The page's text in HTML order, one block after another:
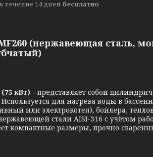
течение 14 дней бесплатно
(нержавеющая сталь,
кВт) - представляет собой
Используется для нагрева воды в
или электрокотел), бойлера,
стали AISI-316 с учётом
компактные размеры, прочно